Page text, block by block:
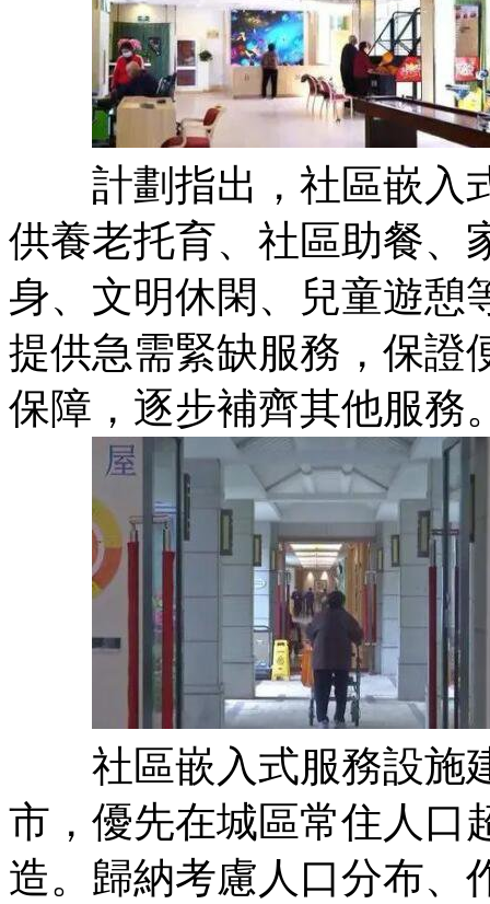
計劃指出，社區嵌入
供養老托育、社區助餐、
身、文明休閑、兒童遊憩
提供急需緊缺服務，保證
保障，逐步補齊其他服務
社區嵌入式服務設施
市，優先在城區常住人口
造。歸納考慮人口分布、